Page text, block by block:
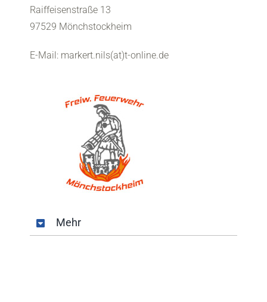
Raiffeisenstraße 13
97529 Mönchstockheim
E-Mail: markert.nils(at)t-online.de
Mehr